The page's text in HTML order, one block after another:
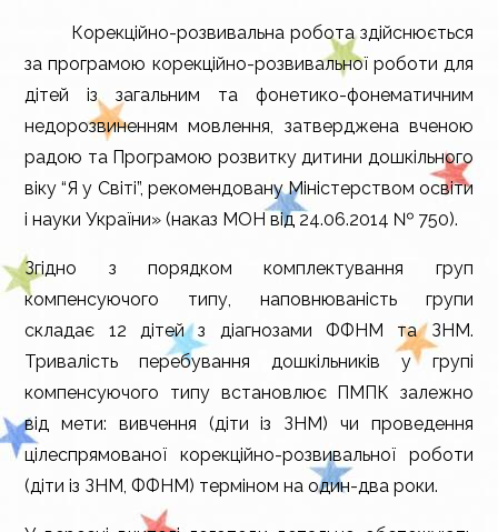
Корекційно-розвивальна робота здійснюється
за програмою корекційно-розвивальної роботи для
дітей із загальним та фонетико-фонематичним
недорозвиненням мовлення, затверджена вченою
радою та Програмою розвитку дитини дошкільного
віку “Я у Світі”, рекомендовану Міністерством освіти
і науки України» (наказ МОН від 24.06.2014 № 750).
Згідно з порядком комплектування груп
компенсуючого типу, наповнюваність групи
складає 12 дітей з діагнозами ФФНМ та ЗНМ.
Тривалість перебування дошкільників у групі
компенсуючого типу встановлює ПМПК залежно
від мети: вивчення (діти із ЗНМ) чи проведення
цілеспрямованої корекційно-розвивальної роботи
(діти із ЗНМ, ФФНМ) терміном на один-два роки.